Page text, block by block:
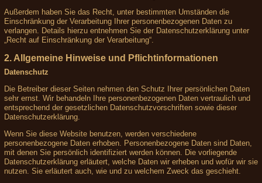
Außerdem haben Sie das Recht, unter bestimmten Umständen die
Einschränkung der Verarbeitung Ihrer personenbezogenen Daten zu
verlangen. Details hierzu entnehmen Sie der Datenschutzerklärung unter
„Recht auf Einschränkung der Verarbeitung“.
2. Allgemeine Hinweise und Pflichtinformationen
Datenschutz
Die Betreiber dieser Seiten nehmen den Schutz Ihrer persönlichen Daten
sehr ernst. Wir behandeln Ihre personenbezogenen Daten vertraulich und
entsprechend der gesetzlichen Datenschutzvorschriften sowie dieser
Datenschutzerklärung.
Wenn Sie diese Website benutzen, werden verschiedene
personenbezogene Daten erhoben. Personenbezogene Daten sind Daten,
mit denen Sie persönlich identifiziert werden können. Die vorliegende
Datenschutzerklärung erläutert, welche Daten wir erheben und wofür wir sie
nutzen. Sie erläutert auch, wie und zu welchem Zweck das geschieht.